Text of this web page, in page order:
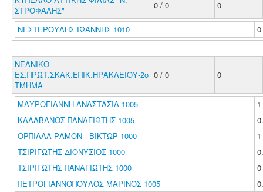
ΣΤΡΟΦΑΛΗΣ"
0 / 0 0
ΝΕΣΤΕΡΟΥΛΗΣ ΙΩΑΝΝΗΣ 1010 0
ΝΕΑΝΙΚΟ
ΕΣ.ΠΡΩΤ.ΣΚΑΚ.ΕΠΙΚ.ΗΡΑΚΛΕΙΟΥ-2ο
ΤΜΗΜΑ
0 / 0 0
ΜΑΥΡΟΓΙΑΝΝΗ ΑΝΑΣΤΑΣΙΑ 1005
1
ΚΑΛΑΒΑΝΟΣ ΠΑΝΑΓΙΩΤΗΣ 1005
ΟΡΠΙΛΛΑ ΡΑΜΟΝ - ΒΙΚΤΩΡ 1000
1
ΤΣΙΡΙΓΩΤΗΣ ΔΙΟΝΥΣΙΟΣ 1000
ΤΣΙΡΙΓΩΤΗΣ ΠΑΝΑΓΙΩΤΗΣ 1000
0
ΠΕΤΡΟΓΙΑΝΝΟΠΟΥΛΟΣ ΜΑΡΙΝΟΣ 1005